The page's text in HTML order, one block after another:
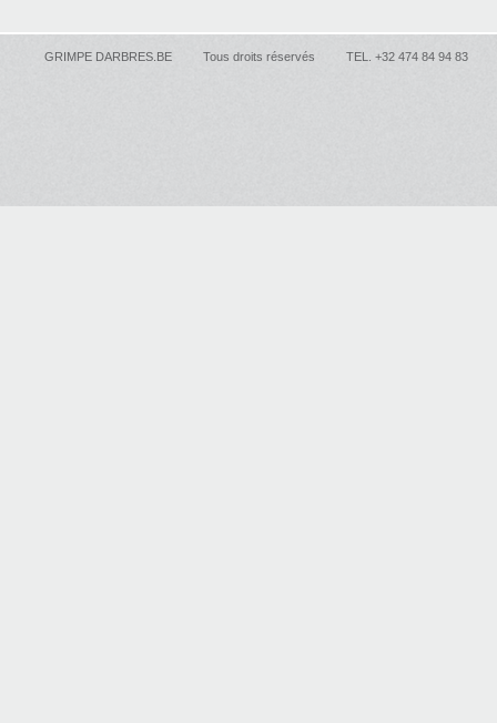
GRIMPE DARBRES.BE Tous droits réservés TEL. +32 474 84 94 83